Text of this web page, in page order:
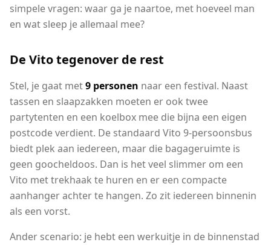
simpele vragen: waar ga je naartoe, met hoeveel man
en wat sleep je allemaal mee?
De Vito tegenover de rest
Stel, je gaat met9 personen naar een festival. Naast
tassen en slaapzakken moeten er ook twee
partytenten en een koelbox mee die bijna een eigen
postcode verdient. De standaard Vito 9-persoonsbus
biedt plek aan iedereen, maar die bagageruimte is
geen goocheldoos. Dan is het veel slimmer om een
Vito met trekhaak te huren en er een compacte
aanhanger achter te hangen. Zo zit iedereen binnenin
als een vorst.
Ander scenario: je hebt een werkuitje in de binnenstad